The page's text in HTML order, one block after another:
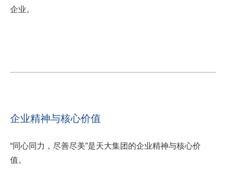
企业。
企业精神与核心价值
“同心同力，尽善尽美”是天大集团的企业精神与核心价
值。